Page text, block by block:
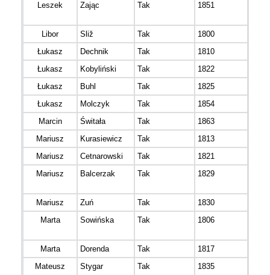
Leszek
Zając Tak 1851
Libor
Sliž Tak
1800
Łukasz
Dechnik Tak
1810
Łukasz
Kobyliński Tak 1822
Łukasz
Buhl Tak
1825
Łukasz
Molczyk Tak
1854
Marcin
Świtała Tak 1863
Mariusz
Kurasiewicz Tak
1813
Mariusz
Cetnarowski Tak
1821
Mariusz
Balcerzak Tak 1829
Mariusz
Zuń Tak
1830
Marta
Sowińska Tak 1806
Marta
Dorenda Tak
1817
Mateusz
Stygar Tak 1835